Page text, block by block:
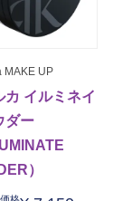
MAKE UP
カ イルミネイ
ダー
）